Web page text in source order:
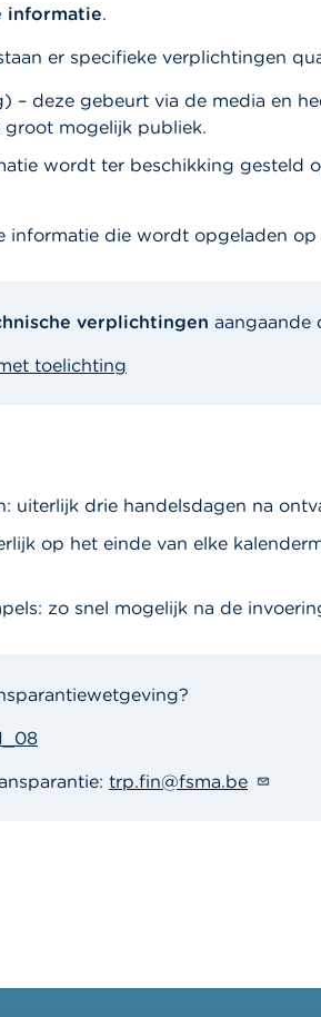
informatie.
er specifieke verplichtingen
– deze gebeurt via de media en
groot mogelijk publiek.
wordt ter beschikking gesteld
informatie die wordt opgeladen
verplichtingen aangaande
toelichting
uiterlijk drie handelsdagen na
op het einde van elke
zo snel mogelijk na de
trp.fin@fsma.be